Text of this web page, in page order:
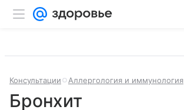
Консультации Аллергология и иммунология
Бронхит